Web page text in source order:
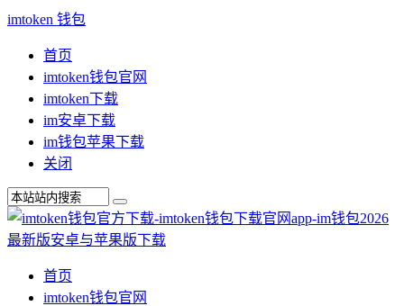
imtoken 钱包
首页
imtoken钱包官网
imtoken下载
im安卓下载
im钱包苹果下载
关闭
首页
imtoken钱包官网